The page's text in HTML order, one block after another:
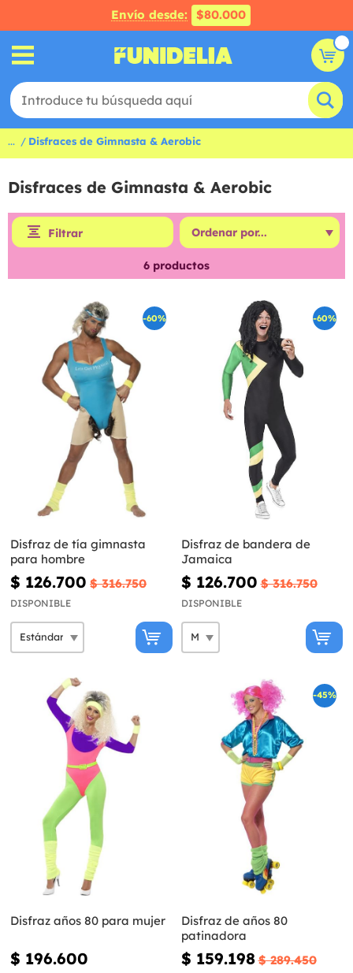
Envío desde: $80.000
... Disfraces de Gimnasta & Aerobic
Disfraces de Gimnasta & Aerobic
Filtrar
6 productos
-60%
Disfraz de tía gimnasta
para hombre
$ 126.700 $ 316.750
DISPONIBLE
-60%
Disfraz de bandera de
Jamaica
$ 126.700 $ 316.750
DISPONIBLE
Disfraz años 80 para mujer
$ 196.600
-45%
Disfraz de años 80
patinadora
$ 159.198 $ 289.450